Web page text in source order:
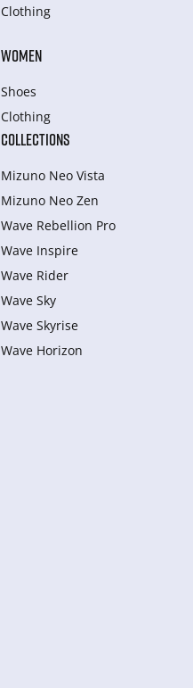
Clothing
WOMEN
Shoes
Clothing
COLLECTIONS
Mizuno Neo Vista
Mizuno Neo Zen
Wave Rebellion Pro
Wave Inspire
Wave Rider
Wave Sky
Wave Skyrise
Wave Horizon